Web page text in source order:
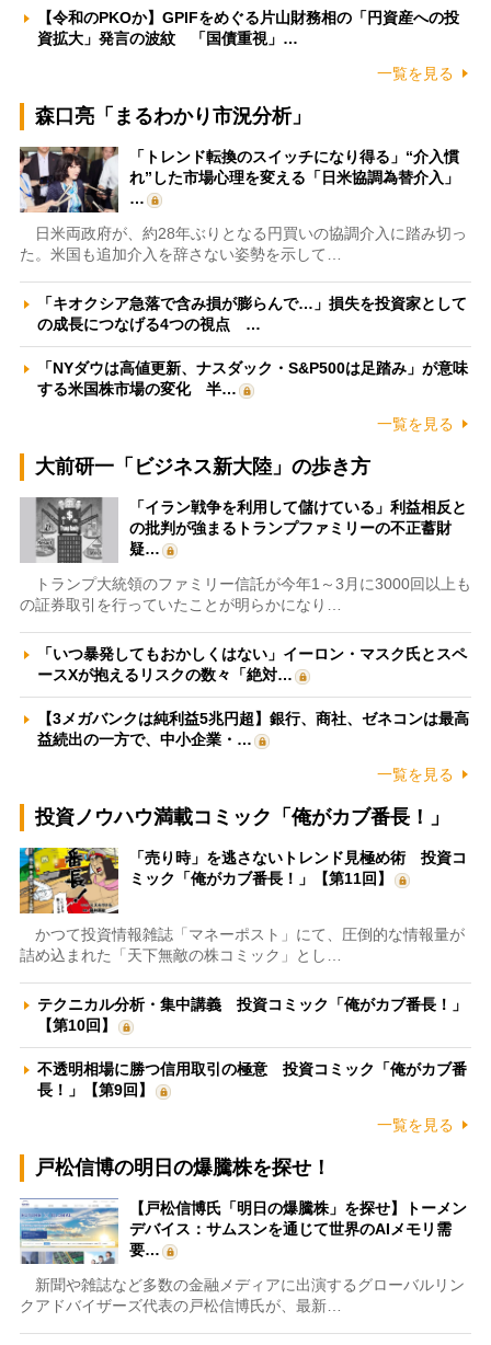
【令和のPKOか】GPIFをめぐる片山財務相の「円資産への投
資拡大」発言の波紋 「国債重視」…
一覧を見る
森口亮「まるわかり市況分析」
「トレンド転換のスイッチになり得る」“介入慣
れ”した市場心理を変える「日米協調為替介入」
…
日米両政府が、約28年ぶりとなる円買いの協調介入に踏み切っ
た。米国も追加介入を辞さない姿勢を示して…
「キオクシア急落で含み損が膨らんで…」損失を投資家として
の成長につなげる4つの視点 …
「NYダウは高値更新、ナスダック・S&P500は足踏み」が意味
する米国株市場の変化 半…
一覧を見る
大前研一「ビジネス新大陸」の歩き方
「イラン戦争を利用して儲けている」利益相反と
の批判が強まるトランプファミリーの不正蓄財
疑…
トランプ大統領のファミリー信託が今年1～3月に3000回以上も
の証券取引を行っていたことが明らかになり…
「いつ暴発してもおかしくはない」イーロン・マスク氏とスペ
ースXが抱えるリスクの数々「絶対…
【3メガバンクは純利益5兆円超】銀行、商社、ゼネコンは最高
益続出の一方で、中小企業・…
一覧を見る
投資ノウハウ満載コミック「俺がカブ番長！」
「売り時」を逃さないトレンド見極め術 投資コ
ミック「俺がカブ番長！」【第11回】
かつて投資情報雑誌「マネーポスト」にて、圧倒的な情報量が
詰め込まれた「天下無敵の株コミック」とし…
テクニカル分析・集中講義 投資コミック「俺がカブ番長！」
【第10回】
不透明相場に勝つ信用取引の極意 投資コミック「俺がカブ番
長！」【第9回】
一覧を見る
戸松信博の明日の爆騰株を探せ！
【戸松信博氏「明日の爆騰株」を探せ】トーメン
デバイス：サムスンを通じて世界のAIメモリ需
要…
新聞や雑誌など多数の金融メディアに出演するグローバルリン
クアドバイザーズ代表の戸松信博氏が、最新…